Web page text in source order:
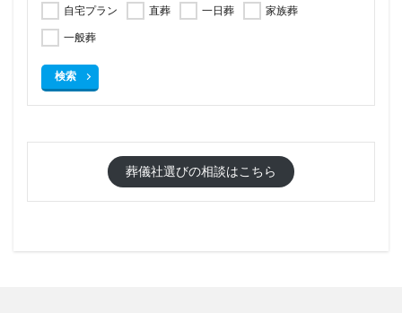
自宅プラン 直葬 一日葬
家族葬
一般葬
検索
葬儀社選びの相談はこちら